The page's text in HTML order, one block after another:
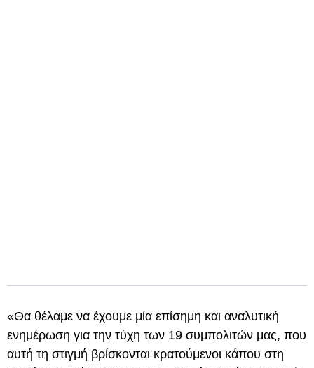
«Θα θέλαμε να έχουμε μία επίσημη και αναλυτική
ενημέρωση για την τύχη των 19 συμπολιτών μας, που
αυτή τη στιγμή βρίσκονται κρατούμενοι κάπου στη